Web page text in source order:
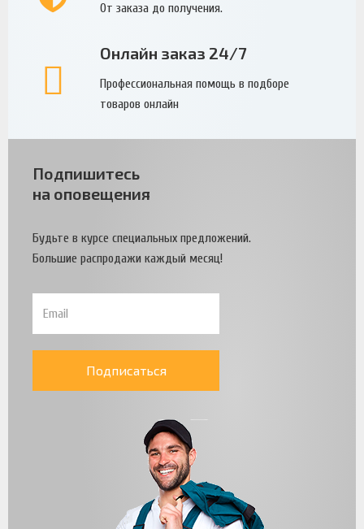
От заказа до получения.
Онлайн заказ 24/7
Профессиональная помощь в подборе
товаров онлайн
Подпишитесь
на оповещения
Будьте в курсе специальных предложений.
Большие распродажи каждый месяц!
Подписаться